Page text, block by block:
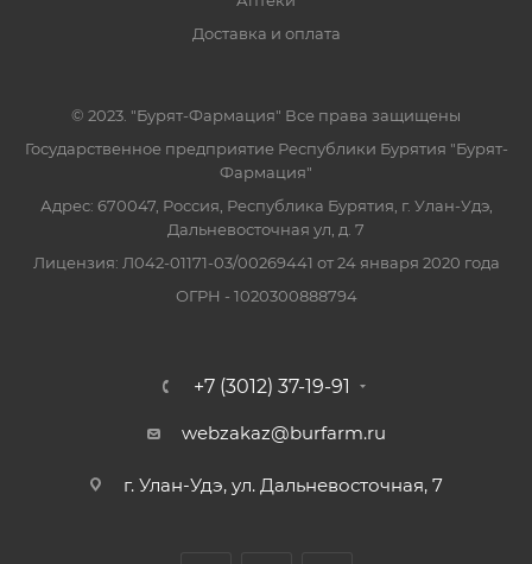
Доставка и оплата
© 2023. "Бурят-Фармация" Все права защищены
Государственное предприятие Республики Бурятия "Бурят-
Фармация"
Адрес: 670047, Россия, Республика Бурятия, г. Улан-Удэ,
Дальневосточная ул, д. 7
Лицензия: Л042-01171-03/00269441 от 24 января 2020 года
ОГРН - 1020300888794
+7 (3012) 37-19-91
webzakaz@burfarm.ru
г. Улан-Удэ, ул. Дальневосточная, 7